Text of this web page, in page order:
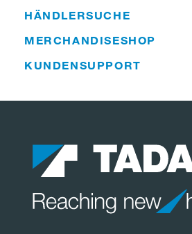
HÄNDLER­­SUCHE
MERCHANDISE­­SHOP
KUNDEN­­SUPPORT